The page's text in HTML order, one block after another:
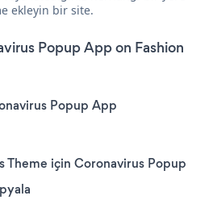
ekleyin bir site.
Popup App on Fashion
Popup App
Theme için Coronavirus Popup